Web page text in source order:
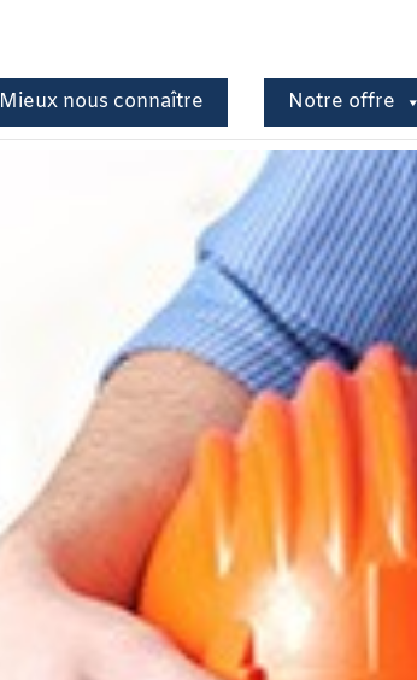
Mieux nous connaître Notre offre